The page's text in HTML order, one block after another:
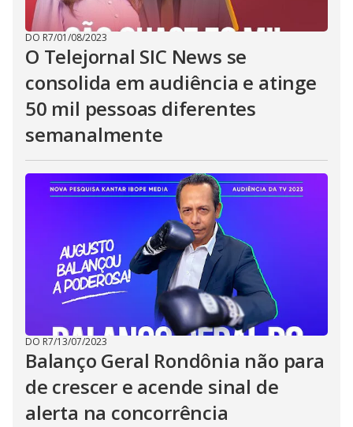
DO R7/01/08/2023
O Telejornal SIC News se
consolida em audiência e atinge
50 mil pessoas diferentes
semanalmente
DO R7/13/07/2023
Balanço Geral Rondônia não para
de crescer e acende sinal de
alerta na concorrência